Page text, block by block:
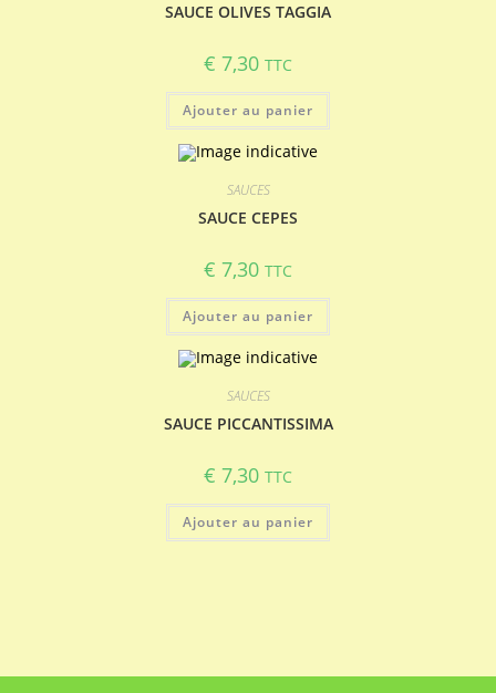
SAUCE OLIVES TAGGIA
€ 7,30 TTC
Ajouter au panier
SAUCES
SAUCE CEPES
€ 7,30 TTC
Ajouter au panier
SAUCES
SAUCE PICCANTISSIMA
€ 7,30 TTC
Ajouter au panier